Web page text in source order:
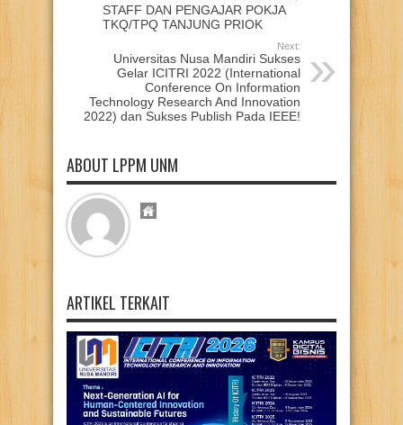
STAFF DAN PENGAJAR POKJA
TKQ/TPQ TANJUNG PRIOK
Next:
Universitas Nusa Mandiri Sukses
Gelar ICITRI 2022 (International
Conference On Information
Technology Research And Innovation
2022) dan Sukses Publish Pada IEEE!
ABOUT LPPM UNM
ARTIKEL TERKAIT